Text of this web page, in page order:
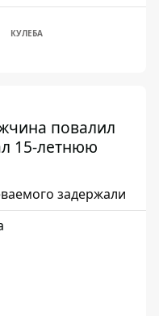
КУЛЕБА
повалил
15-летнюю
задержали